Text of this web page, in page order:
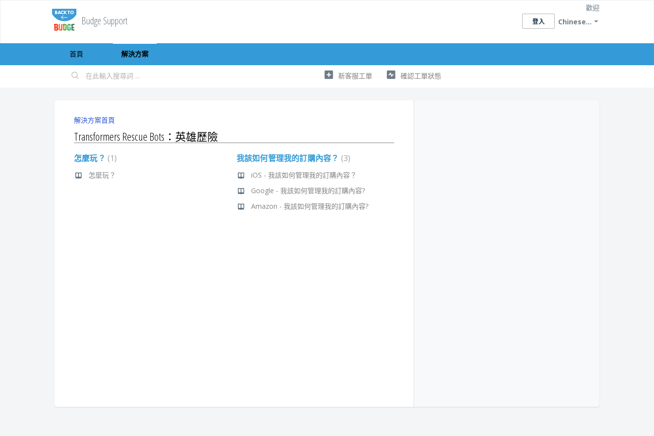
Budge Support Chinese...
歡迎
登入
首頁 解決方案
新客服工單 確認工單狀態
解決方案首頁
Transformers Rescue Bots：英雄歷險
怎麼玩？ 1
怎麼玩？
我該如何管理我的訂購內容？ 3
iOS - 我該如何管理我的訂購內容？
Google - 我該如何管理我的訂購內容?
Amazon - 我該如何管理我的訂購內容?